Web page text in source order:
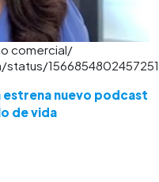
comercial/
estrena nuevo podcast
de vida